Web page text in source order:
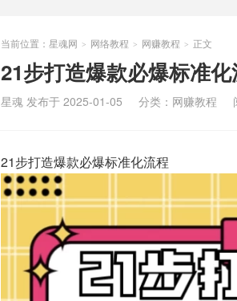
当前位置： 星魂网 > 网络教程 > 网赚教程 > 正文
21步打造爆款必爆标准化
星魂 发布于 2025-01-05 分类： 网赚教程
21步打造爆款必爆标准化流程